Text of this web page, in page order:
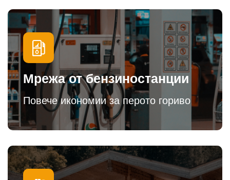
Мрежа от бензиностанции
Повече икономии за перото гориво